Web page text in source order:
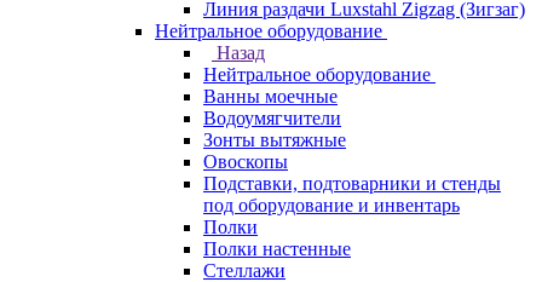
Линия раздачи Luxstahl Zigzag (Зигзаг)
Нейтральное оборудование
Назад
Нейтральное оборудование
Ванны моечные
Водоумягчители
Зонты вытяжные
Овоскопы
Подставки, подтоварники и стенды
под оборудование и инвентарь
Полки
Полки настенные
Стеллажи